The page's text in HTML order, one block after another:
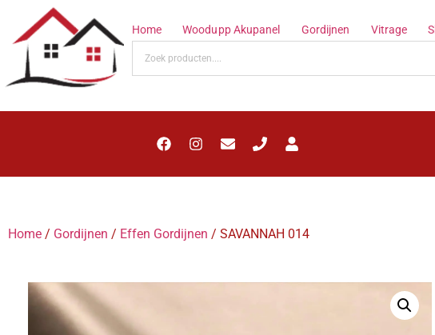
Home Woodupp Akupanel Gordijnen Vitrage
Home / Gordijnen / Effen Gordijnen / SAVANNAH 014